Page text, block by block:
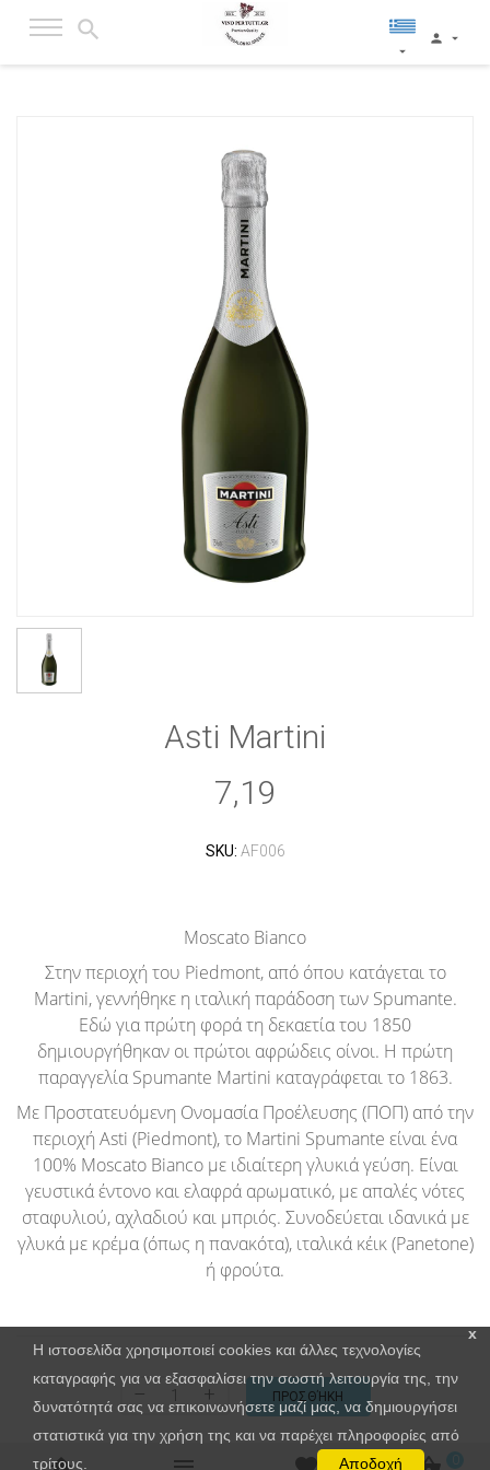
Asti Martini
7,19
SKU: AF006
Moscato Bianco
Στην περιοχή του Piedmont, από όπου κατάγεται το
Martini, γεννήθηκε η ιταλική παράδοση των Spumante.
Εδώ για πρώτη φορά τη δεκαετία του 1850
δημιουργήθηκαν οι πρώτοι αφρώδεις οίνοι. Η πρώτη
παραγγελία Spumante Martini καταγράφεται το 1863.
Με Προστατευόμενη Ονομασία Προέλευσης (ΠΟΠ) από την
περιοχή Asti (Piedmont), το Μartini Spumante είναι ένα
100% Moscato Bianco με ιδιαίτερη γλυκιά γεύση. Είναι
γευστικά έντονο και ελαφρά αρωματικό, με απαλές νότες
σταφυλιού, αχλαδιού και μπριός. Συνοδεύεται ιδανικά με
γλυκά με κρέμα (όπως η πανακότα), ιταλικά κέικ (Panetone)
ή φρούτα.
– + ΠΡΟΣΘΉΚΗ
x
Η ιστοσελίδα χρησιμοποιεί cookies και άλλες τεχνολογίες
καταγραφής για να εξασφαλίσει την σωστή λειτουργία της, την
δυνατότητά σας να επικοινωνήσετε μαζί μας, να δημιουργήσει
στατιστικά για την χρήση της και να παρέχει πληροφορίες από
τρίτους.
Αποδοχή